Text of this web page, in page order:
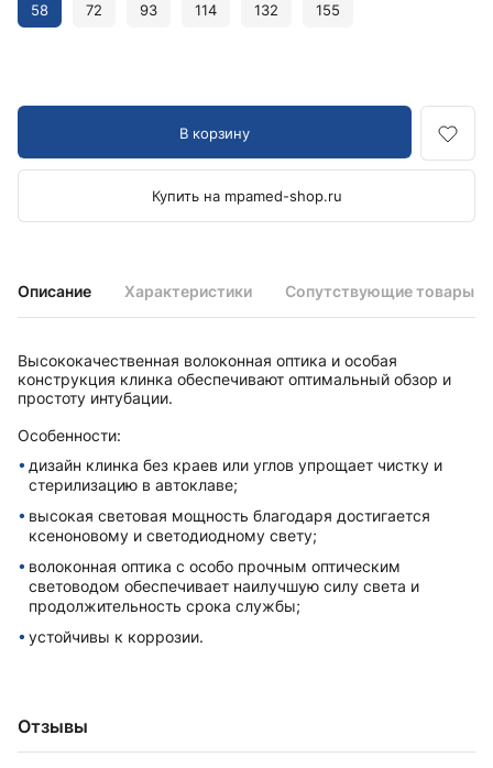
Описание Характеристики Сопутствующие товары
Высококачественная волоконная оптика и особая
конструкция клинка обеспечивают оптимальный обзор и
простоту интубации.
Особенности:
дизайн клинка без краев или углов упрощает чистку и
стерилизацию в автоклаве;
высокая световая мощность благодаря достигается
ксеноновому и светодиодному свету;
волоконная оптика с особо прочным оптическим
световодом обеспечивает наилучшую силу света и
продолжительность срока службы;
устойчивы к коррозии.
Отзывы
58 72 93 114 132 155
В корзину
Купить на mpamed-shop.ru